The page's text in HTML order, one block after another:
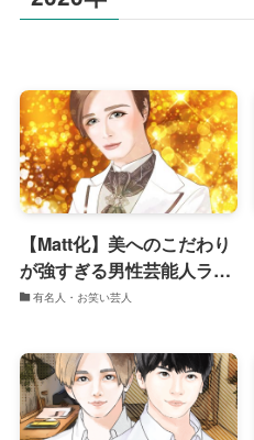
【Matt化】美へのこだわり
が強すぎる男性芸能人ラン
キング
有名人・お笑い芸人